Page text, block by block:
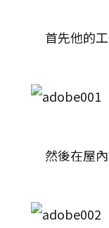
首先他的
然後在屋